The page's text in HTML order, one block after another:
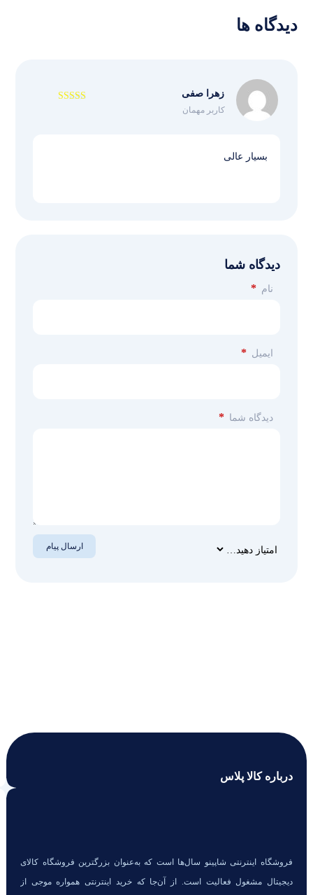
دیدگاه ها
کاربر مهمان
زهرا صفی
بسیار عالی
دیدگاه شما
دیدگاه شما *
نام *
ایمیل *
درباره کالا پلاس
فروشگاه اینترنتی شاپینو سال‌ها است که به‌عنوان بزرگترین فروشگاه کالای
دیجیتال مشغول فعالیت است. از آن‌جا که خرید اینترنتی همواره موجی از